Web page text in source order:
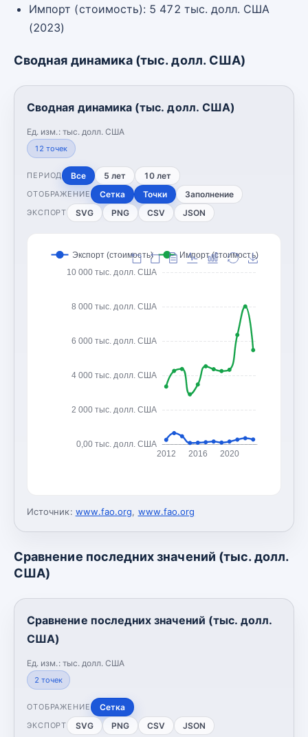
Импорт (стоимость): 5 472 тыс. долл. США
(2023)
Сводная динамика (тыс. долл. США)
Сводная динамика (тыс. долл. США)
Ед. изм.: тыс. долл. США
12 точек
ПЕРИОД Все 5 лет 10 лет
ОТОБРАЖЕНИЕ Сетка Точки Заполнение
ЭКСПОРТ SVG PNG CSV JSON
0,00 тыс. долл. США
2 000 тыс. долл. США
4 000 тыс. долл. США
6 000 тыс. долл. США
8 000 тыс. долл. США
10 000 тыс. долл. США
2012 2016 2020
Экспорт (стоимость) Импорт (стоимость)
Источник: www.fao.org, www.fao.org
Сравнение последних значений (тыс. долл.
США)
Сравнение последних значений (тыс. долл.
США)
Ед. изм.: тыс. долл. США
2 точек
ОТОБРАЖЕНИЕ Сетка
ЭКСПОРТ SVG PNG CSV JSON